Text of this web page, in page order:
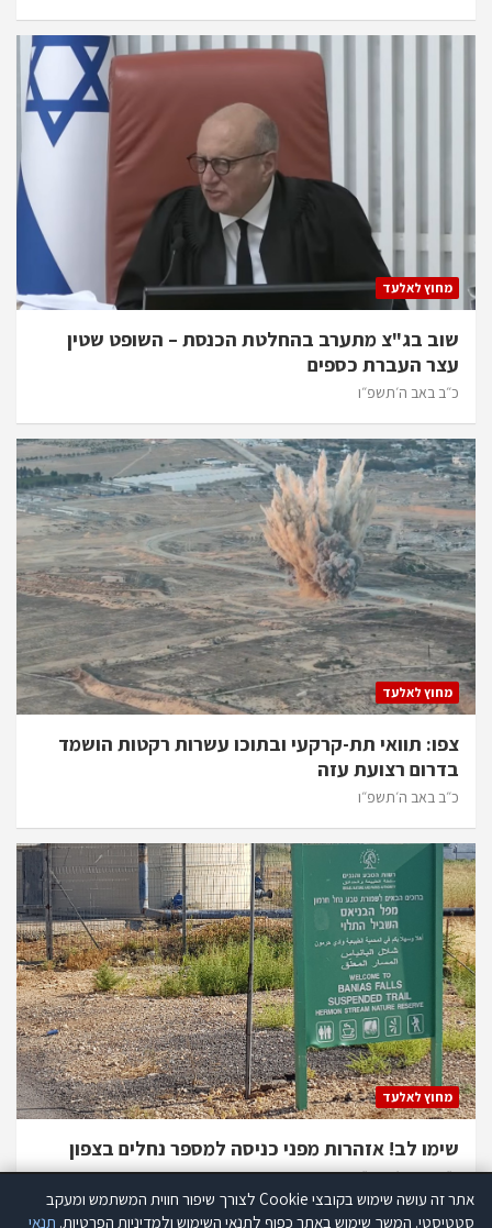
מחוץ לאלעד
שוב בג"צ מתערב בהחלטת הכנסת – השופט שטין
עצר העברת כספים
כ״ב באב ה׳תשפ״ו
מחוץ לאלעד
צפו: תוואי תת-קרקעי ובתוכו עשרות רקטות הושמד
בדרום רצועת עזה
כ״ב באב ה׳תשפ״ו
מחוץ לאלעד
שימו לב! אזהרות מפני כניסה למספר נחלים בצפון
כ״ב באב ה׳תשפ״ו
אתר זה עושה שימוש בקובצי Cookie לצורך שיפור חווית המשתמש ומעקב
סטטיסטי. המשך שימוש באתר כפוף לתנאי השימוש ולמדיניות הפרטיות. תנאי
אתר זה עושה שימוש בקוקיז לצורך שיפור חווית המשתמש ומעקב סטטיסטי.
קרא עוד